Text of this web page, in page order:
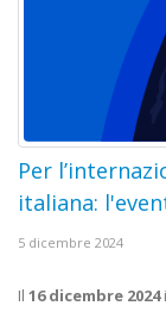
Per
italiana:
5 dicembre 2024
Il 16 dicembre 2024